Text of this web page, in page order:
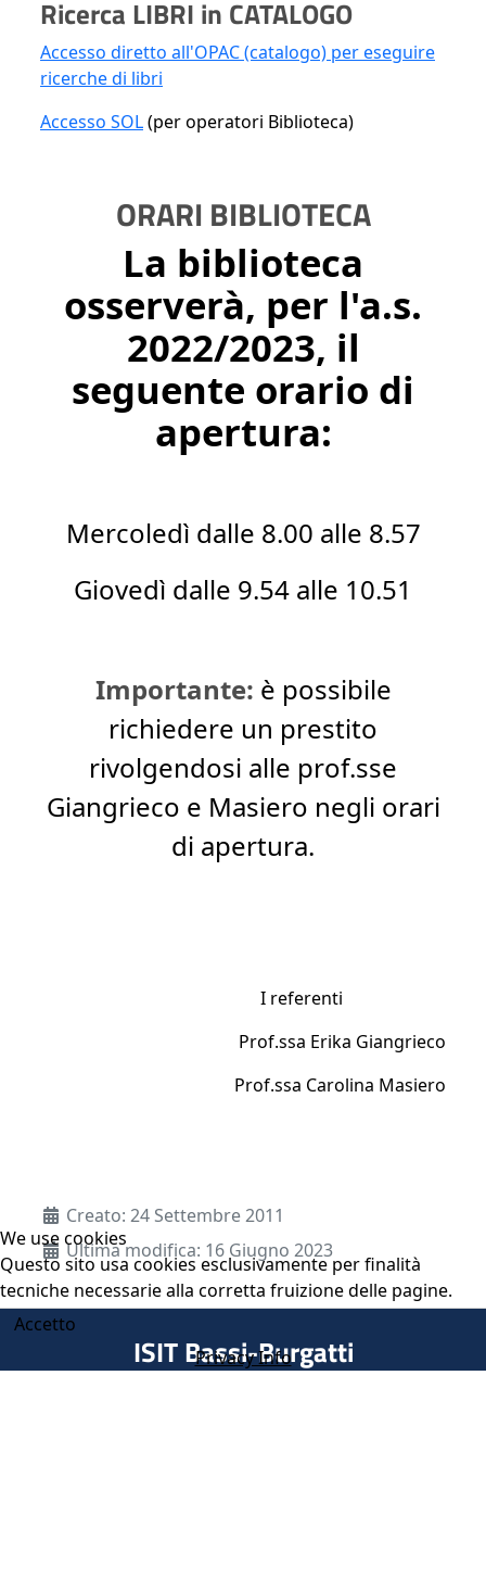
Ricerca LIBRI in CATALOGO
Accesso diretto all'OPAC (catalogo) per eseguire
ricerche di libri
Accesso SOL(per operatori Biblioteca)
ORARI BIBLIOTECA
La biblioteca
osserverà, per l'a.s.
2022/2023, il
seguente orario di
apertura:
Mercoledì dalle 8.00 alle 8.57
Giovedì dalle 9.54 alle 10.51
Importante: è possibile
richiedere un prestito
rivolgendosi alle prof.sse
Giangrieco e Masiero negli orari
di apertura.
I referenti
Prof.ssa Erika Giangrieco
Prof.ssa Carolina Masiero
Dettagli
Creato: 24 Settembre 2011
Ultima modifica: 16 Giugno 2023
ISIT Bassi-Burgatti
We use cookies
Questo sito usa cookies esclusivamente per finalità
tecniche necessarie alla corretta fruizione delle pagine.
Accetto
Privacy Info